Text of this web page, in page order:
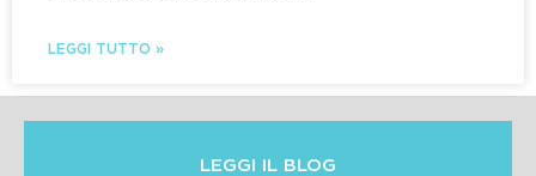
LEGGI TUTTO »
LEGGI IL BLOG